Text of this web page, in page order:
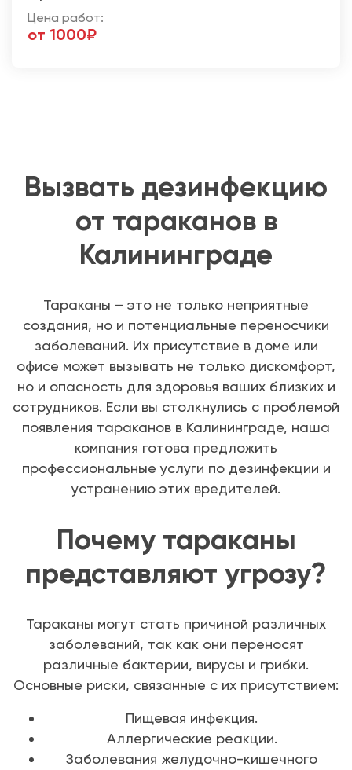
Цена работ:
от 1000₽
Вызвать дезинфекцию
от тараканов в
Калининграде
Тараканы – это не только неприятные
создания, но и потенциальные переносчики
заболеваний. Их присутствие в доме или
офисе может вызывать не только дискомфорт,
но и опасность для здоровья ваших близких и
сотрудников. Если вы столкнулись с проблемой
появления тараканов в Калининграде, наша
компания готова предложить
профессиональные услуги по дезинфекции и
устранению этих вредителей.
Почему тараканы
представляют угрозу?
Тараканы могут стать причиной различных
заболеваний, так как они переносят
различные бактерии, вирусы и грибки.
Основные риски, связанные с их присутствием:
Пищевая инфекция.
Аллергические реакции.
Заболевания желудочно-кишечного